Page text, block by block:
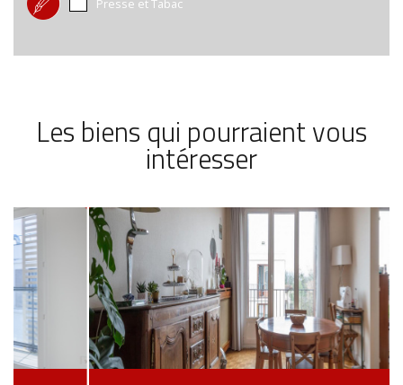
Les biens qui pourraient vous
intéresser